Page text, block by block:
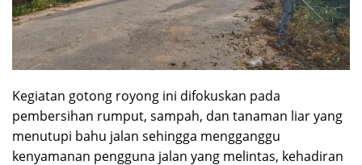
Kegiatan gotong royong ini difokuskan pada
pembersihan rumput, sampah, dan tanaman liar yang
menutupi bahu jalan sehingga mengganggu
kenyamanan pengguna jalan yang melintas, kehadiran